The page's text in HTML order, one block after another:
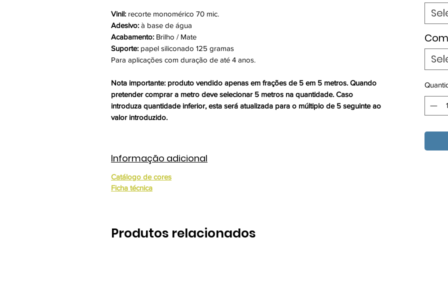
Vinil: recorte monomérico 70 mic.
Adesivo: à base de água
Acabamento: Brilho / Mate
Suporte: papel siliconado 125 gramas
Para aplicações com duração de até 4 anos.
Nota importante: produto vendido apenas em frações de 5 em 5 metros. Quando
pretender comprar a metro deve selecionar 5 metros na quantidade. Caso
introduza quantidade inferior, esta será atualizada para o múltiplo de 5 seguinte ao
valor introduzido.
Informação adicional
Catálogo de cores
Ficha técnica
Produtos relacionados